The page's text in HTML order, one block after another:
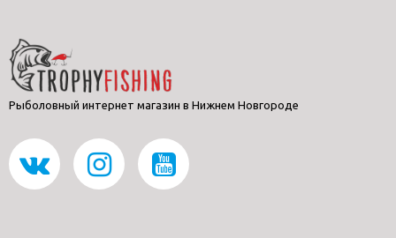
Рыболовный интернет магазин в Нижнем Новгороде